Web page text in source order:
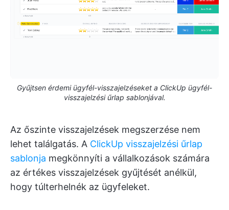
Gyűjtsen érdemi ügyfél-visszajelzéseket a ClickUp ügyfél-
visszajelzési űrlap sablonjával.
Az őszinte visszajelzések megszerzése nem
lehet találgatás. A ClickUp visszajelzési űrlap
sablonja megkönnyíti a vállalkozások számára
az értékes visszajelzések gyűjtését anélkül,
hogy túlterhelnék az ügyfeleket.